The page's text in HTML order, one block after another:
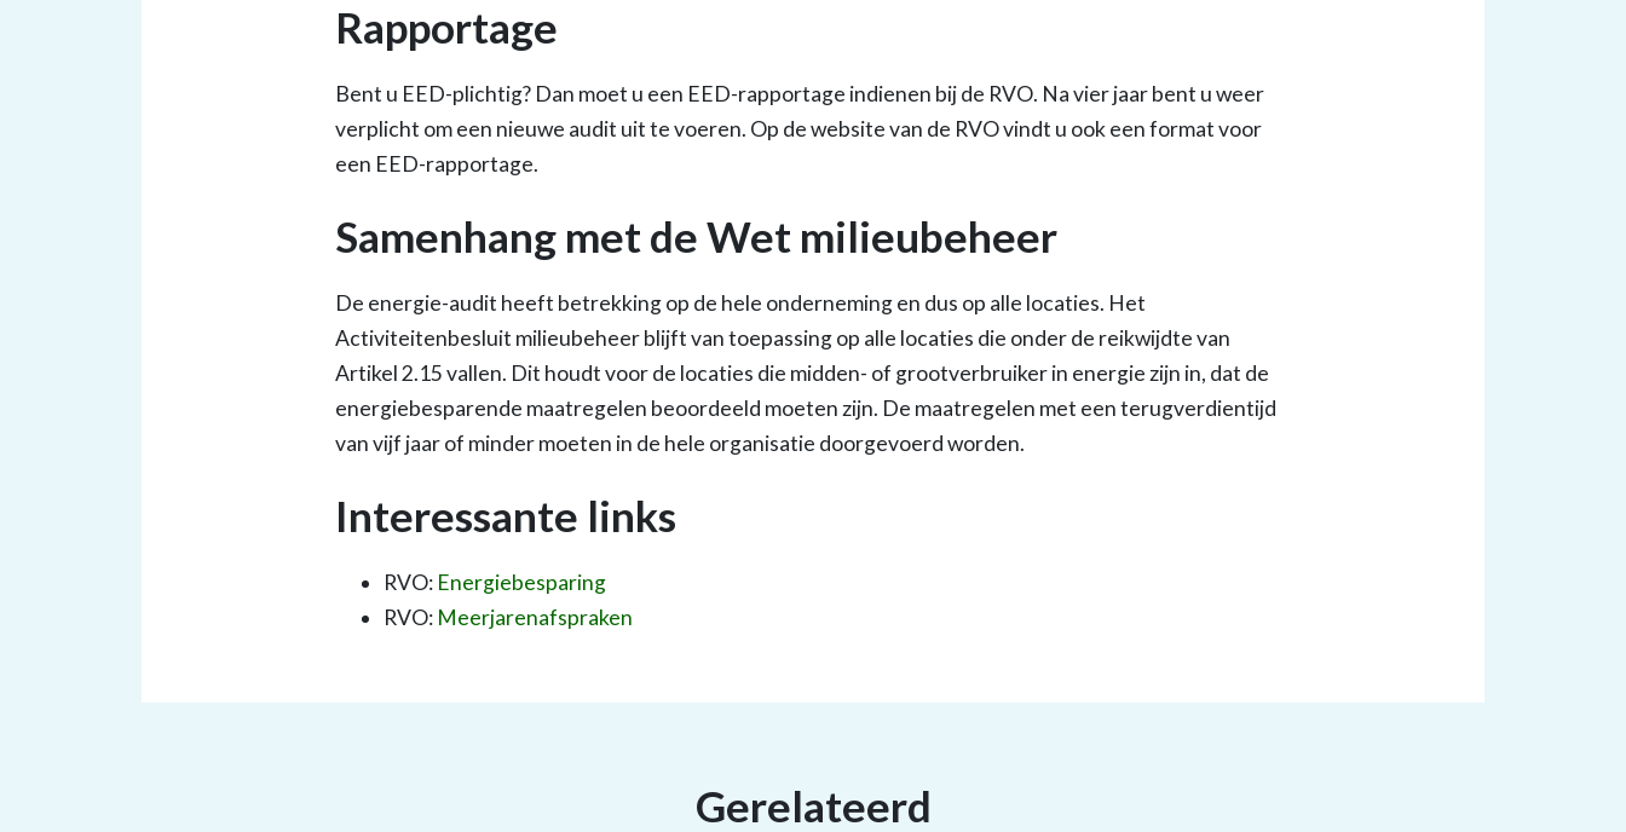
Rapportage
Bent u EED-plichtig? Dan moet u een EED-rapportage indienen bij de RVO. Na vier jaar bent u weer
verplicht om een nieuwe audit uit te voeren. Op de website van de RVO vindt u ook een format voor
een EED-rapportage.
Samenhang met de Wet milieubeheer
De energie-audit heeft betrekking op de hele onderneming en dus op alle locaties. Het
Activiteitenbesluit milieubeheer blijft van toepassing op alle locaties die onder de reikwijdte van
Artikel 2.15 vallen. Dit houdt voor de locaties die midden- of grootverbruiker in energie zijn in, dat de
energiebesparende maatregelen beoordeeld moeten zijn. De maatregelen met een terugverdientijd
van vijf jaar of minder moeten in de hele organisatie doorgevoerd worden.
Interessante links
RVO: Energiebesparing
RVO: Meerjarenafspraken
Gerelateerd